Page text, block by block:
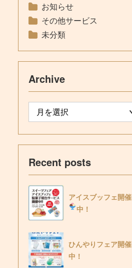
お知らせ
その他サービス
未分類
Archive
Recent posts
アイスブッフェ開催
中！
ひんやりフェア開催
中！